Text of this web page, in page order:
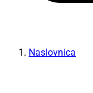
Naslovnica